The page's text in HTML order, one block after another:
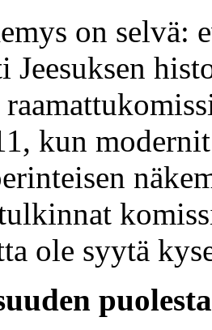
on selvä:
Jeesuksen
kun
ole syytä
puolesta